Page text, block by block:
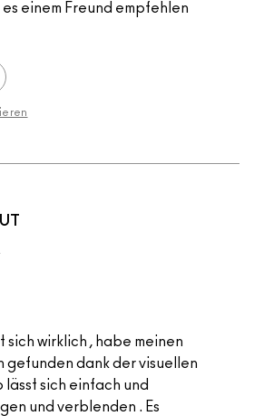
es einem Freund empfehlen
sich wirklich , habe meinen
dank der visuellen
lässt sich einfach und
und verblenden . Es